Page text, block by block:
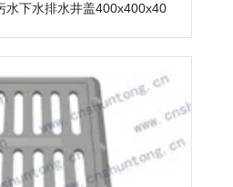
水下水排水井盖400x400x40